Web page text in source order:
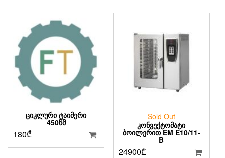
ᲪᲘᲙᲚᲣᲠᲘ ᲢᲐᲘᲛᲔᲠᲘ
450ᲬᲛ
180₾
Sold Out
ᲙᲝᲜᲕᲔᲥᲢᲝᲛᲐᲢᲘ
ᲑᲝᲘᲚᲔᲠᲘᲗ EM E10/11-
B
24900₾